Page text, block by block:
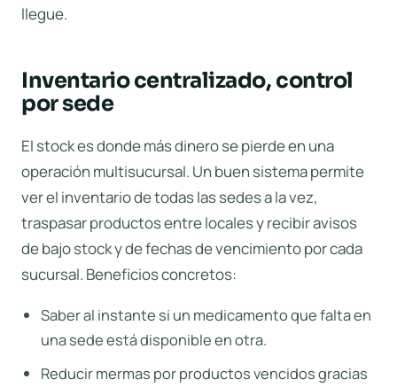
llegue.
Inventario centralizado, control
por sede
El stock es donde más dinero se pierde en una
operación multisucursal. Un buen sistema permite
ver el inventario de todas las sedes a la vez,
traspasar productos entre locales y recibir avisos
de bajo stock y de fechas de vencimiento por cada
sucursal. Beneficios concretos:
Saber al instante si un medicamento que falta en
una sede está disponible en otra.
Reducir mermas por productos vencidos gracias